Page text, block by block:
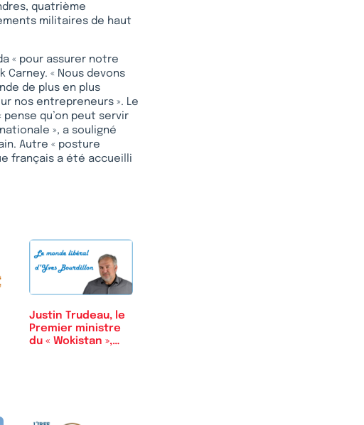
quatrième
militaires de haut
« pour assurer notre
« Nous devons
de plus en plus
nos entrepreneurs ». Le
pense qu’on peut servir
», a souligné
Autre « posture
français a été accueilli
Justin Trudeau, le
Premier ministre
du « Wokistan »,…